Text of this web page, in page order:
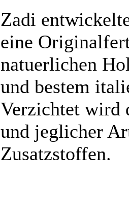
Zadi
eine
natuerlichen
und bestem
Verzichtet wird
und jeglicher
Zusatzstoffen.